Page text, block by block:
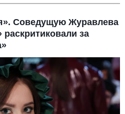
Соведущую Журавлева
раскритиковали за